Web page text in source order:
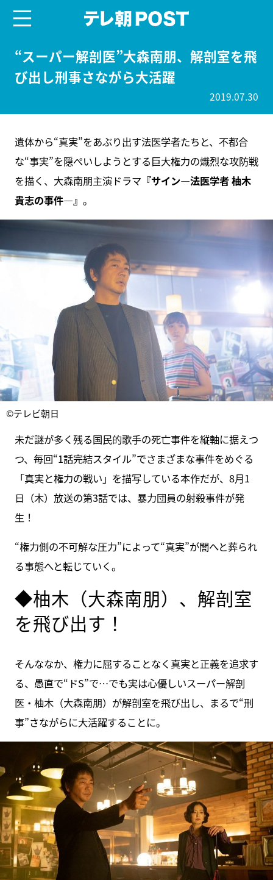
“スーパー解剖医”大森南朋、解剖室を飛
び出し刑事さながら大活躍
2019.07.30
遺体から“真実”をあぶり出す法医学者たちと、不都合
な“事実”を隠ぺいしようとする巨大権力の熾烈な攻防戦
を描く、大森南朋主演ドラマ 『サイン―法医学者 柚木
貴志の事件―』 。
©テレビ朝日
未だ謎が多く残る国民的歌手の死亡事件を縦軸に据えつ
つ、毎回“1話完結スタイル”でさまざまな事件をめぐる
「真実と権力の戦い」を描写している本作だが、8月1
日（木）放送の第3話では、暴力団員の射殺事件が発
生！
“権力側の不可解な圧力”によって“真実”が闇へと葬られ
る事態へと転じていく。
◆柚木（大森南朋）、解剖室
を飛び出す！
そんななか、権力に屈することなく真実と正義を追求す
る、愚直で“ドS”で…でも実は心優しいスーパー解剖
医・柚木（大森南朋）が解剖室を飛び出し、まるで“刑
事”さながらに大活躍することに。